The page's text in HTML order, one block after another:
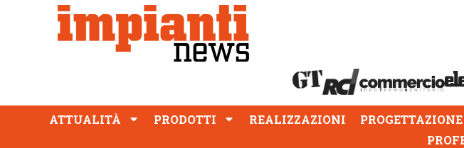
ATTUALITÀ PRODOTTI REALIZZAZIONI
PROFESSIONE
ATTUALITÀ PRODOTTI REALIZZAZIONI PROGETTAZIONE